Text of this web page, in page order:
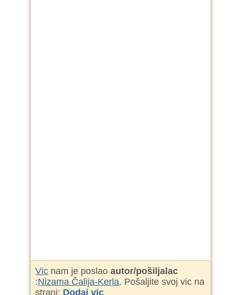
Vic nam je poslaoautor/pošiljalac
:Nizama Čalija-Kerla. Pošaljite svoj vic na
strani: Dodaj vic